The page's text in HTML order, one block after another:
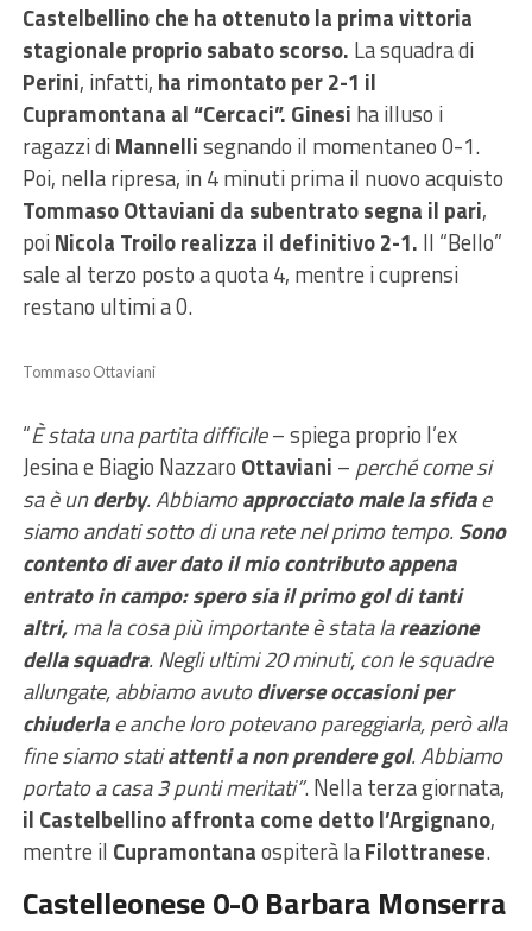
Castelbellino che ha ottenuto la prima vittoria
stagionale proprio sabato scorso. La squadra di
Perini, infatti, ha rimontato per 2-1 il
Cupramontana al “Cercaci”. Ginesi ha illuso i
ragazzi diMannellisegnando il momentaneo 0-1.
Poi, nella ripresa, in 4 minuti prima il nuovo acquisto
Tommaso Ottaviani da subentrato segna il pari,
poiNicola Troilo realizza il definitivo 2-1. Il “Bello”
sale al terzo posto a quota 4, mentre i cuprensi
restano ultimi a 0.
Tommaso Ottaviani
“È stata una partita difficile– spiega proprio l’ex
Jesina e Biagio Nazzaro Ottaviani – perché come si
sa è underby. Abbiamoapprocciato male la sfidae
siamo andati sotto di una rete nel primo tempo. Sono
contento di aver dato il mio contributo appena
entrato in campo: spero sia il primo gol di tanti
altri,ma la cosa più importante è stata lareazione
della squadra. Negli ultimi 20 minuti, con le squadre
allungate, abbiamo avutodiverse occasioni per
chiuderlae anche loro potevano pareggiarla, però alla
fine siamo statiattenti a non prendere gol. Abbiamo
portato a casa 3 punti meritati”. Nella terza giornata,
il Castelbellino affronta come detto l’Argignano,
mentre il Cupramontanaospiterà laFilottranese.
Castelleonese 0-0 Barbara Monserra